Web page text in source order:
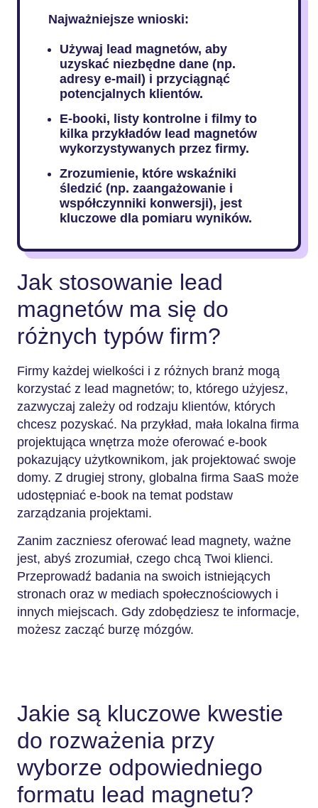
Najważniejsze wnioski:
Używaj lead magnetów, aby
uzyskać niezbędne dane (np.
adresy e-mail) i przyciągnąć
potencjalnych klientów.
E-booki, listy kontrolne i filmy to
kilka przykładów lead magnetów
wykorzystywanych przez firmy.
Zrozumienie, które wskaźniki
śledzić (np. zaangażowanie i
współczynniki konwersji), jest
kluczowe dla pomiaru wyników.
Jak stosowanie lead
magnetów ma się do
różnych typów firm?
Firmy każdej wielkości i z różnych branż mogą
korzystać z lead magnetów; to, którego użyjesz,
zazwyczaj zależy od rodzaju klientów, których
chcesz pozyskać. Na przykład, mała lokalna firma
projektująca wnętrza może oferować e-book
pokazujący użytkownikom, jak projektować swoje
domy. Z drugiej strony, globalna firma SaaS może
udostępniać e-book na temat podstaw
zarządzania projektami.
Zanim zaczniesz oferować lead magnety, ważne
jest, abyś zrozumiał, czego chcą Twoi klienci.
Przeprowadź badania na swoich istniejących
stronach oraz w mediach społecznościowych i
innych miejscach. Gdy zdobędziesz te informacje,
możesz zacząć burzę mózgów.
Jakie są kluczowe kwestie
do rozważenia przy
wyborze odpowiedniego
formatu lead magnetu?